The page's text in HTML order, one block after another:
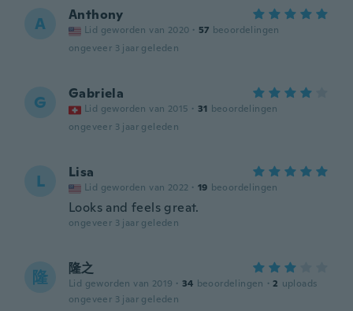
A Anthony
Lid geworden van 2020 · 57 beoordelingen
ongeveer 3 jaar geleden
G Gabriela
Lid geworden van 2015 · 31 beoordelingen
ongeveer 3 jaar geleden
L Lisa
Lid geworden van 2022 · 19 beoordelingen
Looks and feels great.
ongeveer 3 jaar geleden
隆 隆之
Lid geworden van 2019 · 34 beoordelingen · 2 uploads
ongeveer 3 jaar geleden